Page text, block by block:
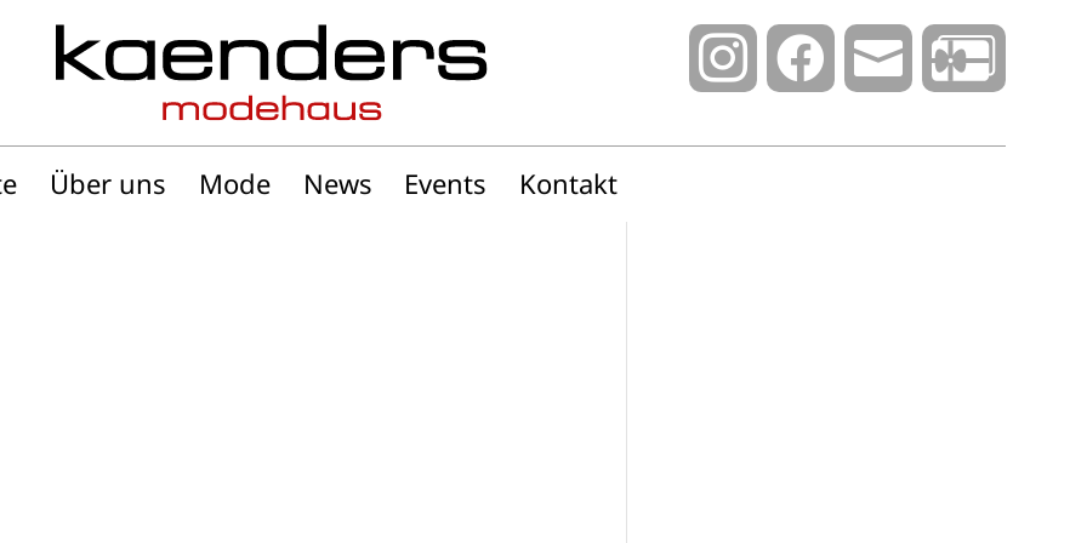



Über uns Mode News Events Kontakt